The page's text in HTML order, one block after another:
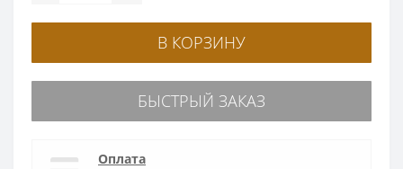
В КОРЗИНУ
БЫСТРЫЙ ЗАКАЗ
Оплата